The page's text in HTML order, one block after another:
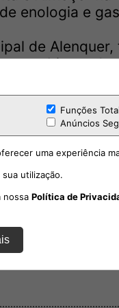
enologia e
de
ambiente
com o
de
e Vinho“ no
e, às 19h,
Funções
Anúncios
uma experiência
utilização.
nossa Política de